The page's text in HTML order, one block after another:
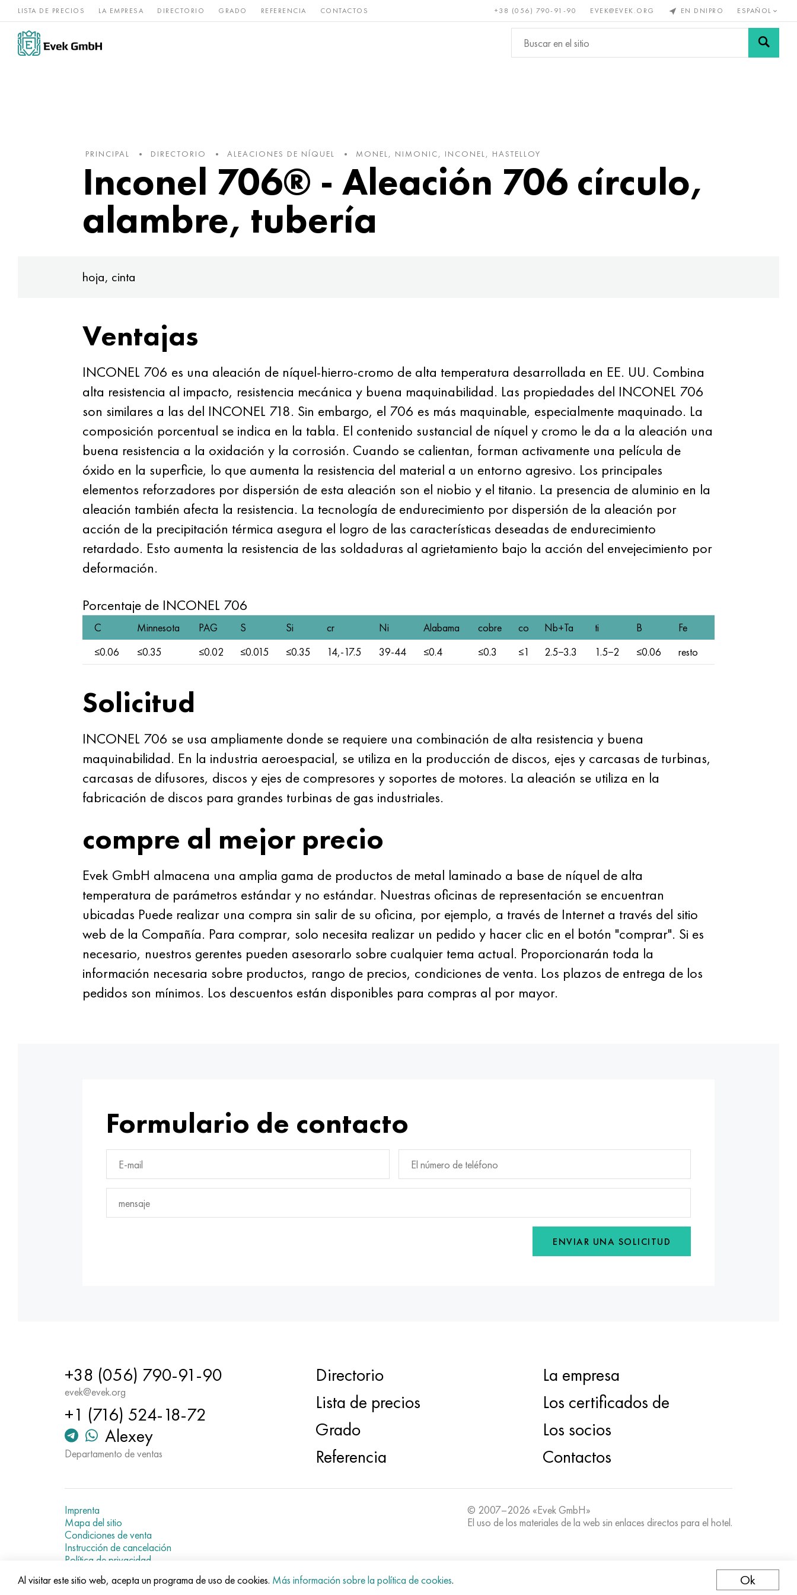
LISTA DE PRECIOS LA EMPRESA DIRECTORIO GRADO REFERENCIA CONTACTOS +38 (056) 790-91-90 EVEK@EVEK.ORG EN DNIPRO ESPAÑOL
Aleaciones de
níquel
acero Raro y Bronce, cobre, Metales no
ferrosos
Aleación de Mallas y
PRINCIPAL DIRECTORIO ALEACIONES DE NÍQUEL MONEL, NIMONIC, INCONEL, HASTELLOY
Inconel 706® - Aleación 706 círculo,
alambre, tubería
hoja, cinta
Ventajas
INCONEL 706 es una aleación de níquel-hierro-cromo de alta temperatura desarrollada en EE. UU. Combina
alta resistencia al impacto, resistencia mecánica y buena maquinabilidad. Las propiedades del INCONEL 706
son similares a las del INCONEL 718. Sin embargo, el 706 es más maquinable, especialmente maquinado. La
composición porcentual se indica en la tabla. El contenido sustancial de níquel y cromo le da a la aleación una
buena resistencia a la oxidación y la corrosión. Cuando se calientan, forman activamente una película de
óxido en la superficie, lo que aumenta la resistencia del material a un entorno agresivo. Los principales
elementos reforzadores por dispersión de esta aleación son el niobio y el titanio. La presencia de aluminio en la
aleación también afecta la resistencia. La tecnología de endurecimiento por dispersión de la aleación por
acción de la precipitación térmica asegura el logro de las características deseadas de endurecimiento
retardado. Esto aumenta la resistencia de las soldaduras al agrietamiento bajo la acción del envejecimiento por
deformación.
Porcentaje de INCONEL 706
C Minnesota PAG S Si cr Ni Alabama cobre co Nb+Ta ti B
Fe
≤0.06
≤0.35 ≤0.02 ≤0.015 ≤0.35 14,-17.5 39-44 ≤0.4 ≤0.3 ≤1 2.5−3.3 1.5−2 ≤0.06 resto
Solicitud
INCONEL 706 se usa ampliamente donde se requiere una combinación de alta resistencia y buena
maquinabilidad. En la industria aeroespacial, se utiliza en la producción de discos, ejes y carcasas de turbinas,
carcasas de difusores, discos y ejes de compresores y soportes de motores. La aleación se utiliza en la
fabricación de discos para grandes turbinas de gas industriales.
compre al mejor precio
Evek GmbH almacena una amplia gama de productos de metal laminado a base de níquel de alta
temperatura de parámetros estándar y no estándar. Nuestras oficinas de representación se encuentran
ubicadas Puede realizar una compra sin salir de su oficina, por ejemplo, a través de Internet a través del sitio
web de la Compañía. Para comprar, solo necesita realizar un pedido y hacer clic en el botón "comprar". Si es
necesario, nuestros gerentes pueden asesorarlo sobre cualquier tema actual. Proporcionarán toda la
información necesaria sobre productos, rango de precios, condiciones de venta. Los plazos de entrega de los
pedidos son mínimos. Los descuentos están disponibles para compras al por mayor.
Formulario de contacto
ENVIAR UNA SOLICITUD
+38 (056) 790-91-90
evek@evek.org
+1 (716) 524-18-72
Alexey
Departamento de ventas
Directorio
Lista de precios
Grado
Referencia
La empresa
Los certificados de
Los socios
Contactos
Imprenta
Mapa del sitio
Condiciones de venta
Instrucción de cancelación
Política de privacidad
Current metal prices
© 2007–2026 «Evek GmbH»
El uso de los materiales de la web sin enlaces directos para el hotel.
Al visitar este sitio web, acepta un programa de uso de cookies. Más información sobre la política de cookies. Ok